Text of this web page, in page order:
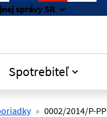
správy SR
Spotrebiteľ
0002/2014/P-PP